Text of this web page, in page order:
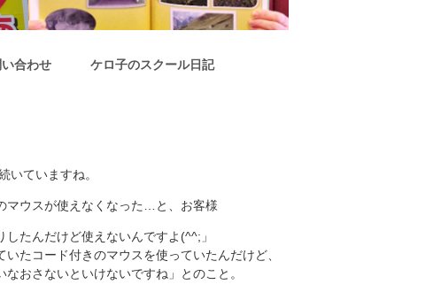
合わせ ケロ子のスクール日記
いていますね。
マウスが使えなくなった…と、お客様
したんだけど使えないんですよ(^^;」
いたコード付きのマウスを使っていたんだけど、
なおさないといけないですね」とのこと。